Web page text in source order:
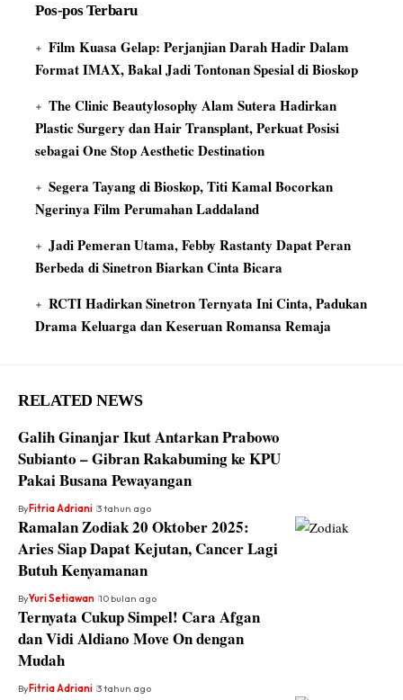
Pos-pos Terbaru
Film Kuasa Gelap: Perjanjian Darah Hadir Dalam
Format IMAX, Bakal Jadi Tontonan Spesial di Bioskop
The Clinic Beautylosophy Alam Sutera Hadirkan
Plastic Surgery dan Hair Transplant, Perkuat Posisi
sebagai One Stop Aesthetic Destination
Segera Tayang di Bioskop, Titi Kamal Bocorkan
Ngerinya Film Perumahan Laddaland
Jadi Pemeran Utama, Febby Rastanty Dapat Peran
Berbeda di Sinetron Biarkan Cinta Bicara
RCTI Hadirkan Sinetron Ternyata Ini Cinta, Padukan
Drama Keluarga dan Keseruan Romansa Remaja
RELATED NEWS
Galih Ginanjar Ikut Antarkan Prabowo
Subianto – Gibran Rakabuming ke KPU
Pakai Busana Pewayangan
ByFitria Adriani 3 tahun ago
Ramalan Zodiak 20 Oktober 2025:
Aries Siap Dapat Kejutan, Cancer Lagi
Butuh Kenyamanan
ByYuri Setiawan 10 bulan ago
Ternyata Cukup Simpel! Cara Afgan
dan Vidi Aldiano Move On dengan
Mudah
ByFitria Adriani 3 tahun ago